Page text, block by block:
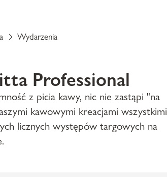
Wydarzenia
Professional
z picia kawy, nic nie zastąpi "na
kawowymi kreacjami wszystkimi
licznych występów targowych na